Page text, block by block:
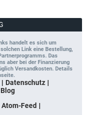
handelt es sich um
Link eine Bestellung,
Das
aber bei der Finanzierung
Versandkosten. Details
Datenschutz
Blog
Atom-Feed